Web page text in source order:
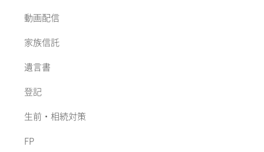
動画配信
家族信託
遺言書
登記
生前・相続対策
FP